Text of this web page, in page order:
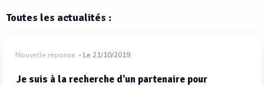
Toutes les actualités :
Nouvelle réponse - Le 21/10/2019
Je suis à la recherche d'un partenaire pour